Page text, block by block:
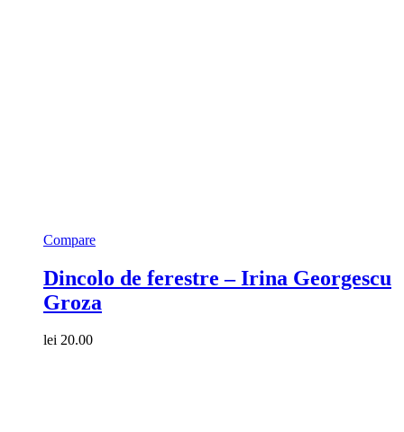
Compare
Dincolo de ferestre – Irina Georgescu
Groza
lei 20.00